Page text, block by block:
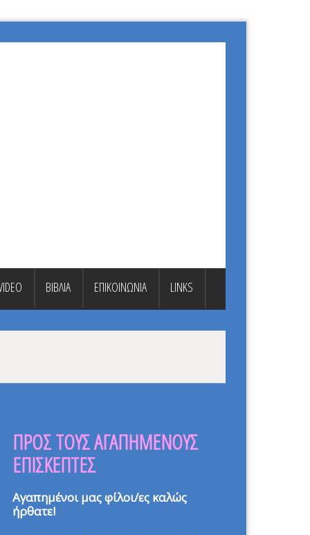
ΒΙΒΛΙΑ ΕΠΙΚΟΙΝΩΝΙΑ LINKS
ΠΡΟΣ ΤΟΥΣ ΑΓΑΠΗΜΕΝΟΥΣ
ΕΠΙΣΚΕΠΤΕΣ
Αγαπημένοι μας φίλοι/ες καλώς
ήρθατε!